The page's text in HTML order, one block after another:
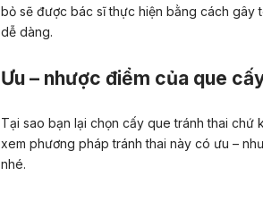
bỏ sẽ được bác sĩ thực hiện bằng cách
dễ dàng.
Ưu – nhược điểm của que
Tại sao bạn lại chọn cấy que tránh thai chứ
xem phương pháp tránh thai này có ưu –
nhé.